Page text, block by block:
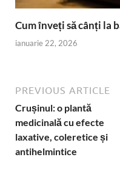
Cum înveți să cânți la
ianuarie 22, 2026
PREVIOUS ARTICLE
Crușinul: o plantă
medicinală cu efecte
laxative, coleretice și
antihelmintice